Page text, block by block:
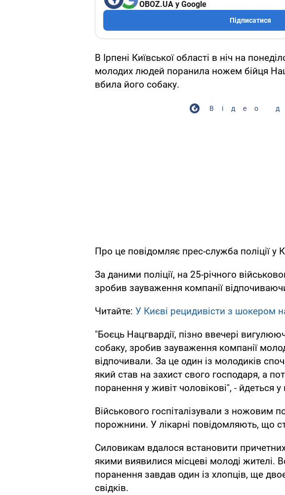
OBOZ.UA у Google
Підписатися
В Ірпені Київської області в ніч на
молодих людей поранила ножем бійця
вбила його собаку.
Відео
Про це повідомляє прес-служба поліції у
За даними поліції, на 25-річного
зробив зауваження компанії
Читайте: У Києві рецидивісти з шокером
"Боєць Нацгвардії, пізно ввечері
собаку, зробив зауваження компанії
відпочивали. За це один із молодиків
який став на захист свого господаря, а
поранення у живіт чоловікові", - йдеться у
Військового госпіталізували з ножовим
порожнини. У лікарні повідомляють, що
Силовикам вдалося встановити
якими виявилися місцеві молоді жителі.
поранення завдав один із хлопців, ще
свідків.